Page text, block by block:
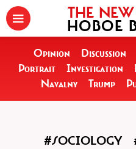
THE
НОВОЕ
Opinion Discussion
Portrait
Investigation
Navalny
Trump
#SOCIOLOGY